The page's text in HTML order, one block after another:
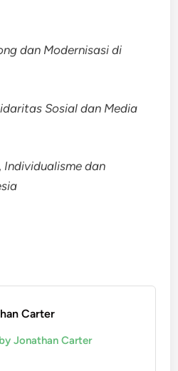
dan Modernisasi di
Sosial dan Media
Individualisme dan
Carter
Jonathan Carter